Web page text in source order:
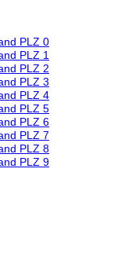
PLZ 0
PLZ 1
PLZ 2
PLZ 3
PLZ 4
PLZ 5
PLZ 6
PLZ 7
PLZ 8
PLZ 9